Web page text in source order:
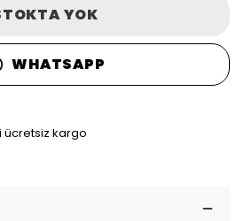
YOK
WHATSAPP
ücretsiz kargo